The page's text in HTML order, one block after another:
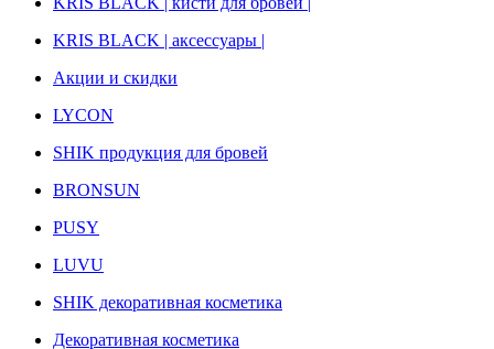
KRIS BLACK | аксессуары |
Акции и скидки
LYCON
SHIK продукция для бровей
BRONSUN
PUSY
LUVU
SHIK декоративная косметика
Декоративная косметика